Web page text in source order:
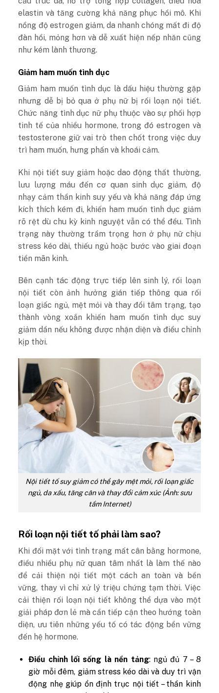
elastin và tăng cường khả năng phục hồi mô. Khi
nồng độ estrogen giảm, da nhanh chóng mất đi độ
đàn hồi, mỏng hơn và dễ xuất hiện nếp nhăn cũng
như kém lành thương.
Giảm ham muốn tình dục
Giảm ham muốn tình dục là dấu hiệu thường gặp
nhưng dễ bị bỏ qua ở phụ nữ bị rối loạn nội tiết.
Chức năng tình dục nữ phụ thuộc vào sự phối hợp
tinh tế của nhiều hormone, trong đó estrogen và
testosterone giữ vai trò then chốt trong việc duy
trì ham muốn, hưng phấn và khoái cảm.
Khi nội tiết suy giảm hoặc dao động thất thường,
lưu lượng máu đến cơ quan sinh dục giảm, độ
nhạy cảm thần kinh suy yếu và khả năng đáp ứng
kích thích kém đi, khiến ham muốn tình dục giảm
rõ rệt dù chu kỳ kinh nguyệt vẫn có thể đều. Tình
trạng này thường trầm trọng hơn ở phụ nữ chịu
stress kéo dài, thiếu ngủ hoặc bước vào giai đoạn
tiền mãn kinh.
Bên cạnh tác động trực tiếp lên sinh lý, rối loạn
nội tiết còn ảnh hưởng gián tiếp thông qua rối
loạn giấc ngủ, mệt mỏi và thay đổi tâm trạng, tạo
thành vòng xoắn khiến ham muốn tình dục suy
giảm dần nếu không được nhận diện và điều chỉnh
kịp thời.
Nội tiết tố suy giảm có thể gây mệt mỏi, rối loạn giấc
ngủ, da xấu, tăng cân và thay đổi cảm xúc (Ảnh: sưu
tầm Internet)
Rối loạn nội tiết tố phải làm sao?
Khi đối mặt với tình trạng mất cân bằng hormone,
điều nhiều phụ nữ quan tâm nhất là làm thế nào
để cải thiện nội tiết một cách an toàn và bền
vững, thay vì chỉ xử lý triệu chứng tạm thời. Việc
cải thiện rối loạn nội tiết không thể dựa vào một
giải pháp đơn lẻ mà cần tiếp cận theo hướng toàn
diện, ưu tiên những yếu tố có tác động bền vững
đến hệ hormone.
Điều chỉnh lối sống là nền tảng: ngủ đủ 7 – 8
giờ mỗi đêm, giảm stress kéo dài và duy trì vận
động nhẹ giúp ổn định trục nội tiết – thần kinh